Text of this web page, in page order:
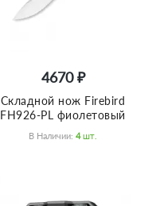
4670 ₽
Складной нож Firebird
FH926-PL фиолетовый
В Наличии: 4 Шт.